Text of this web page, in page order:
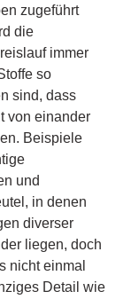
zugeführt
die
immer
so
sind, dass
von einander
Beispiele
und
in denen
diverser
liegen, doch
nicht einmal
Detail wie